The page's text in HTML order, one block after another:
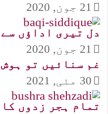
21 جون, 2020
دل تیری اداؤں
21 جون, 2020
غم سنائیں تو
30 مئی, 2021
تمام ہجر زدوں